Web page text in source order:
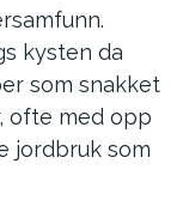
kysten da
som snakket
ofte med opp
jordbruk som